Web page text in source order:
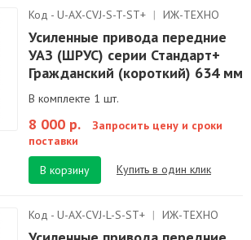
Код - U-AX-CVJ-S-T-ST+ | ИЖ-ТЕХНО
Усиленные привода передние
УАЗ (ШРУС) серии Стандарт+
Гражданский (короткий) 634 мм
В комплекте 1 шт.
8 000 р.
Запросить цену и сроки
поставки
В корзину
Купить в один клик
Код - U-AX-CVJ-L-S-ST+ | ИЖ-ТЕХНО